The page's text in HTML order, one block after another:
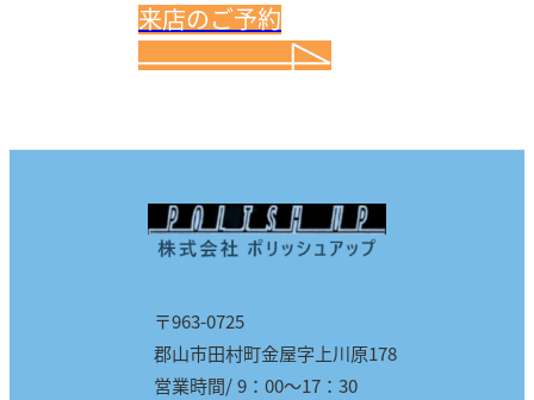
来店のご予約
〒963-0725
郡山市田村町金屋字上川原178
営業時間/ 9：00～17：30